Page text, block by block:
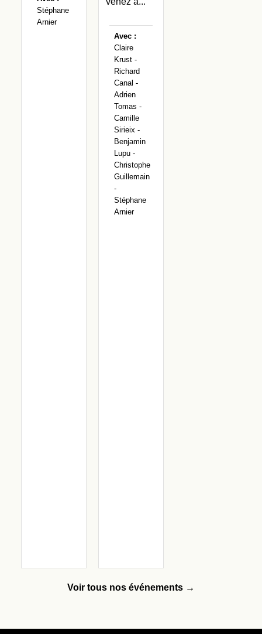
Stéphane
Arnier
Avec :
Claire
Krust -
Richard
Canal -
Adrien
Tomas -
Camille
Sirieix -
Benjamin
Lupu -
Christophe
Guillemain
-
Stéphane
Arnier
Voir tous nos événements →